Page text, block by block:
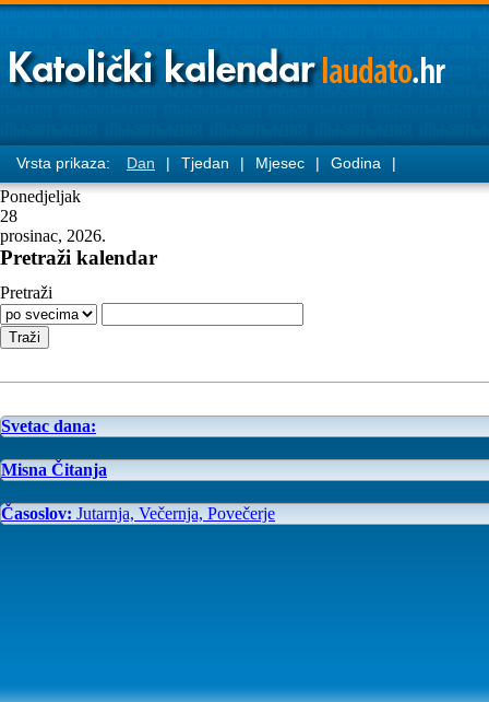
Vrsta prikaza: Dan | Tjedan | Mjesec | Godina |
Ponedjeljak
28
prosinac, 2026.
Pretraži kalendar
Pretraži
Svetac dana:
Misna Čitanja
Časoslov: Jutarnja, Večernja, Povečerje